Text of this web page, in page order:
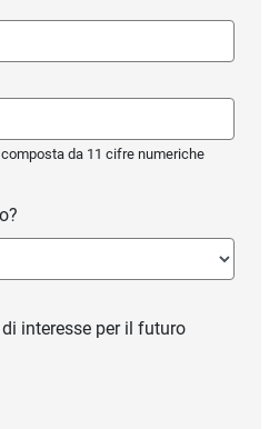
da 11 cifre numeriche
interesse per il futuro